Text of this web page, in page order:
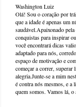
Washington Luiz
Olá! Sou o coração por
que a idade é apenas um
saudável.Apaixonado
conquistas para inspirar
você encontrará dicas
adaptado para nós,
espaço de motivação e
começar a correr, superar
alegria.Junte-se a mim
é contra nós mesmos, e a
quem somos. Vamos lá, o